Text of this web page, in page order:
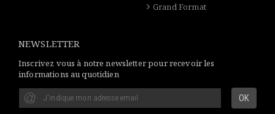
Grand Format
NEWSLETTER
Inscrivez vous à notre newsletter pour recevoir les
informations au quotidien